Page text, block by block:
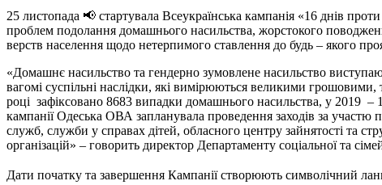
25 листопада 📢 стартувала Всеукраїнська кампанія «16 днів
проблем подолання домашнього насильства, жорстокого
верств населення щодо нетерпимого ставлення до будь – якого
«Домашнє насильство та гендерно зумовлене насильство
вагомі суспільні наслідки, які вимірюються великими
році зафіксовано 8683 випадки домашнього насильства, у 2019 –
кампанії Одеська ОВА запланувала проведення заходів за участю
служб, служби у справах дітей, обласного центру зайнятості та
організацій» – говорить директор Департаменту соціальної та
Дати початку та завершення Кампанії створюють символічний